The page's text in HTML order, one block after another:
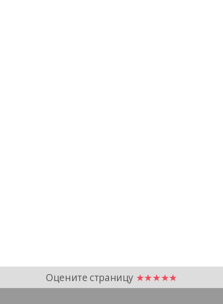
Оцените страницу ★★★★★